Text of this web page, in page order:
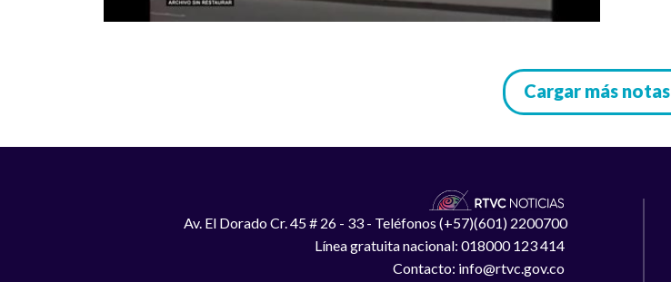
Cargar más notas
Av. El Dorado Cr. 45 # 26 - 33 - Teléfonos (+57)(601) 2200700
Línea gratuita nacional: 018000 123 414
Contacto: info@rtvc.gov.co